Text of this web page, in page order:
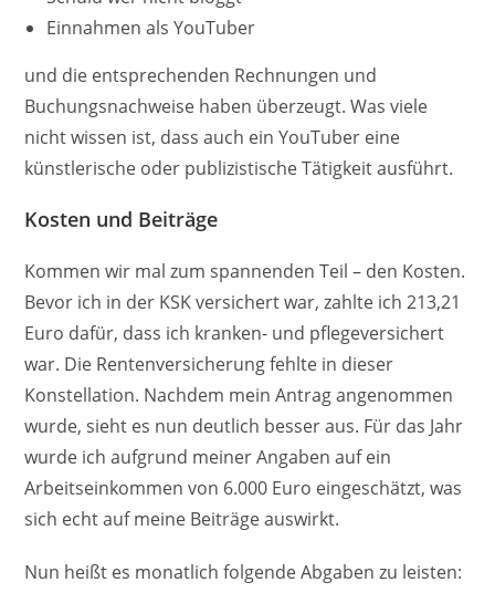
Einnahmen als YouTuber
und die entsprechenden Rechnungen und
Buchungsnachweise haben überzeugt. Was viele
nicht wissen ist, dass auch ein YouTuber eine
künstlerische oder publizistische Tätigkeit ausführt.
Kosten und Beiträge
Kommen wir mal zum spannenden Teil – den Kosten.
Bevor ich in der KSK versichert war, zahlte ich 213,21
Euro dafür, dass ich kranken- und pflegeversichert
war. Die Rentenversicherung fehlte in dieser
Konstellation. Nachdem mein Antrag angenommen
wurde, sieht es nun deutlich besser aus. Für das Jahr
wurde ich aufgrund meiner Angaben auf ein
Arbeitseinkommen von 6.000 Euro eingeschätzt, was
sich echt auf meine Beiträge auswirkt.
Nun heißt es monatlich folgende Abgaben zu leisten: